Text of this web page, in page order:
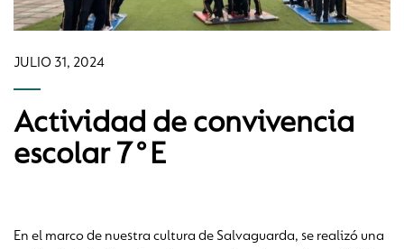
JULIO 31, 2024
Actividad de convivencia
escolar 7°E
En el marco de nuestra cultura de Salvaguarda, se realizó una